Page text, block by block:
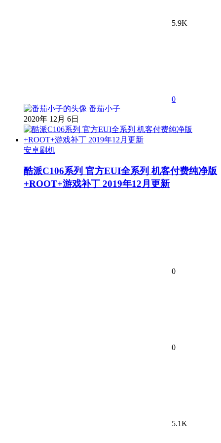
5.9K
0
番茄小子
2020年 12月 6日
安卓刷机
酷派C106系列 官方EUI全系列 机客付费纯净版
+ROOT+游戏补丁 2019年12月更新
0
0
5.1K